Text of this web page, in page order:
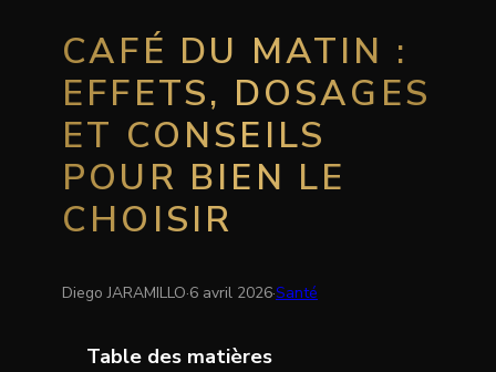
CAFÉ DU MATIN :
EFFETS, DOSAGES
ET CONSEILS
POUR BIEN LE
CHOISIR
Diego JARAMILLO·6 avril 2026·Santé
Table des matières